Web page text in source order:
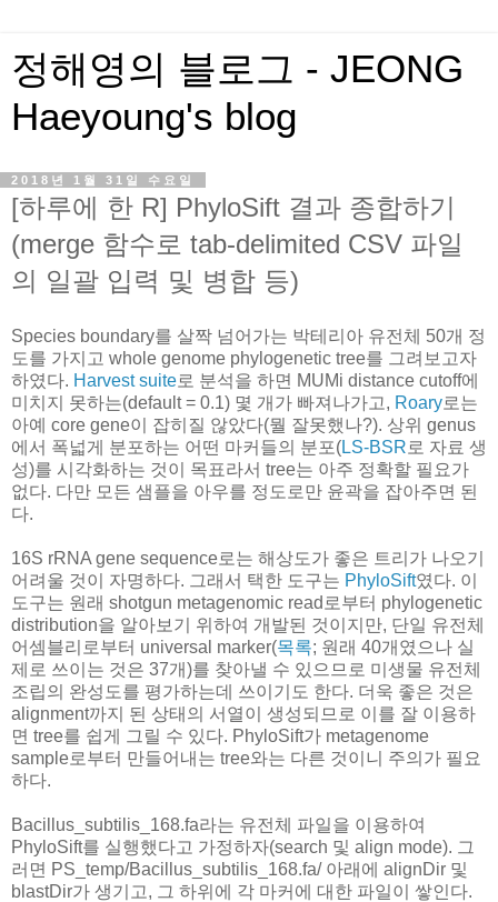
정해영의 블로그 - JEONG
Haeyoung's blog
2018년 1월 31일 수요일
[하루에 한 R] PhyloSift 결과 종합하기
(merge 함수로 tab-delimited CSV 파일
의 일괄 입력 및 병합 등)
Species boundary를 살짝 넘어가는 박테리아 유전체 50개 정
도를 가지고 whole genome phylogenetic tree를 그려보고자
하였다. Harvest suite로 분석을 하면 MUMi distance cutoff에
미치지 못하는(default = 0.1) 몇 개가 빠져나가고, Roary로는
아예 core gene이 잡히질 않았다(뭘 잘못했나?). 상위 genus
에서 폭넓게 분포하는 어떤 마커들의 분포(LS-BSR 로 자료 생
성)를 시각화하는 것이 목표라서 tree는 아주 정확할 필요가
없다. 다만 모든 샘플을 아우를 정도로만 윤곽을 잡아주면 된
다.
16S rRNA gene sequence로는 해상도가 좋은 트리가 나오기
어려울 것이 자명하다. 그래서 택한 도구는 PhyloSift였다. 이
도구는 원래 shotgun metagenomic read로부터 phylogenetic
distribution을 알아보기 위하여 개발된 것이지만, 단일 유전체
어셈블리로부터 universal marker(목록; 원래 40개였으나 실
제로 쓰이는 것은 37개)를 찾아낼 수 있으므로 미생물 유전체
조립의 완성도를 평가하는데 쓰이기도 한다. 더욱 좋은 것은
alignment까지 된 상태의 서열이 생성되므로 이를 잘 이용하
면 tree를 쉽게 그릴 수 있다. PhyloSift가 metagenome
sample로부터 만들어내는 tree와는 다른 것이니 주의가 필요
하다.
Bacillus_subtilis_168.fa라는 유전체 파일을 이용하여
PhyloSift를 실행했다고 가정하자(search 및 align mode). 그
러면 PS_temp/Bacillus_subtilis_168.fa/ 아래에 alignDir 및
blastDir가 생기고, 그 하위에 각 마커에 대한 파일이 쌓인다.